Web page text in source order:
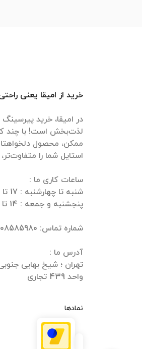
خرید از امیقا یعنی
در امیقا، خرید
لذت‌بخش است! با چند
ممکن، محصول
واحد 439 تجاری
نمادها